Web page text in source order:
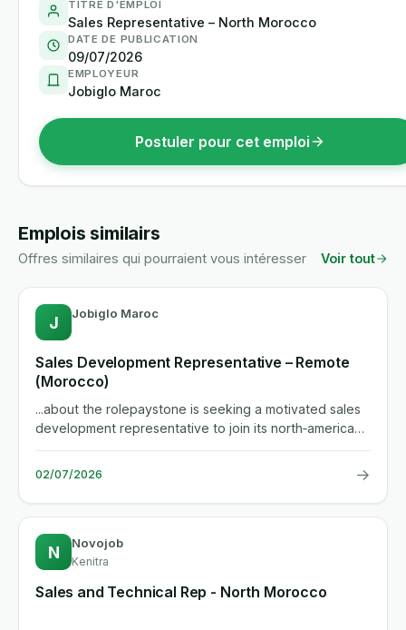
TITRE D'EMPLOI
Sales Representative – North Morocco
DATE DE PUBLICATION
09/07/2026
EMPLOYEUR
Jobiglo Maroc
Postuler pour cet emploi
Emplois similairs
Offres similaires qui pourraient vous intéresser Voir tout
J Jobiglo Maroc
Sales Development Representative – Remote
(Morocco)
...about the rolepaystone is seeking a motivated sales
development representative to join its north‑american
focused...
02/07/2026 →
N Novojob
Kenitra
Sales and Technical Rep - North Morocco